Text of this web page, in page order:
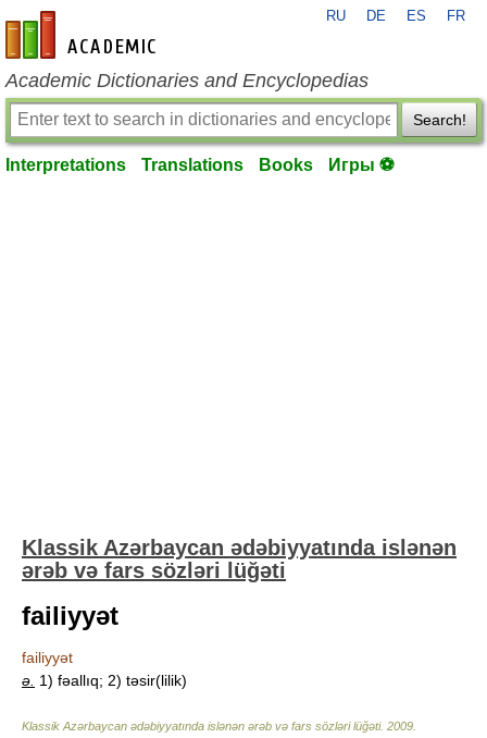
en-academic.com
RU DE ES FR
Academic Dictionaries and Encyclopedias
Search!
Interpretations Translations Books Игры ⚽
Klassik Azərbaycan ədəbiyyatında islənən
ərəb və fars sözləri lüğəti
failiyyət
failiyyət
ə. 1) fəallıq; 2) təsir(lilik)
Klassik Azərbaycan ədəbiyyatında islənən ərəb və fars sözləri lüğəti. 2009